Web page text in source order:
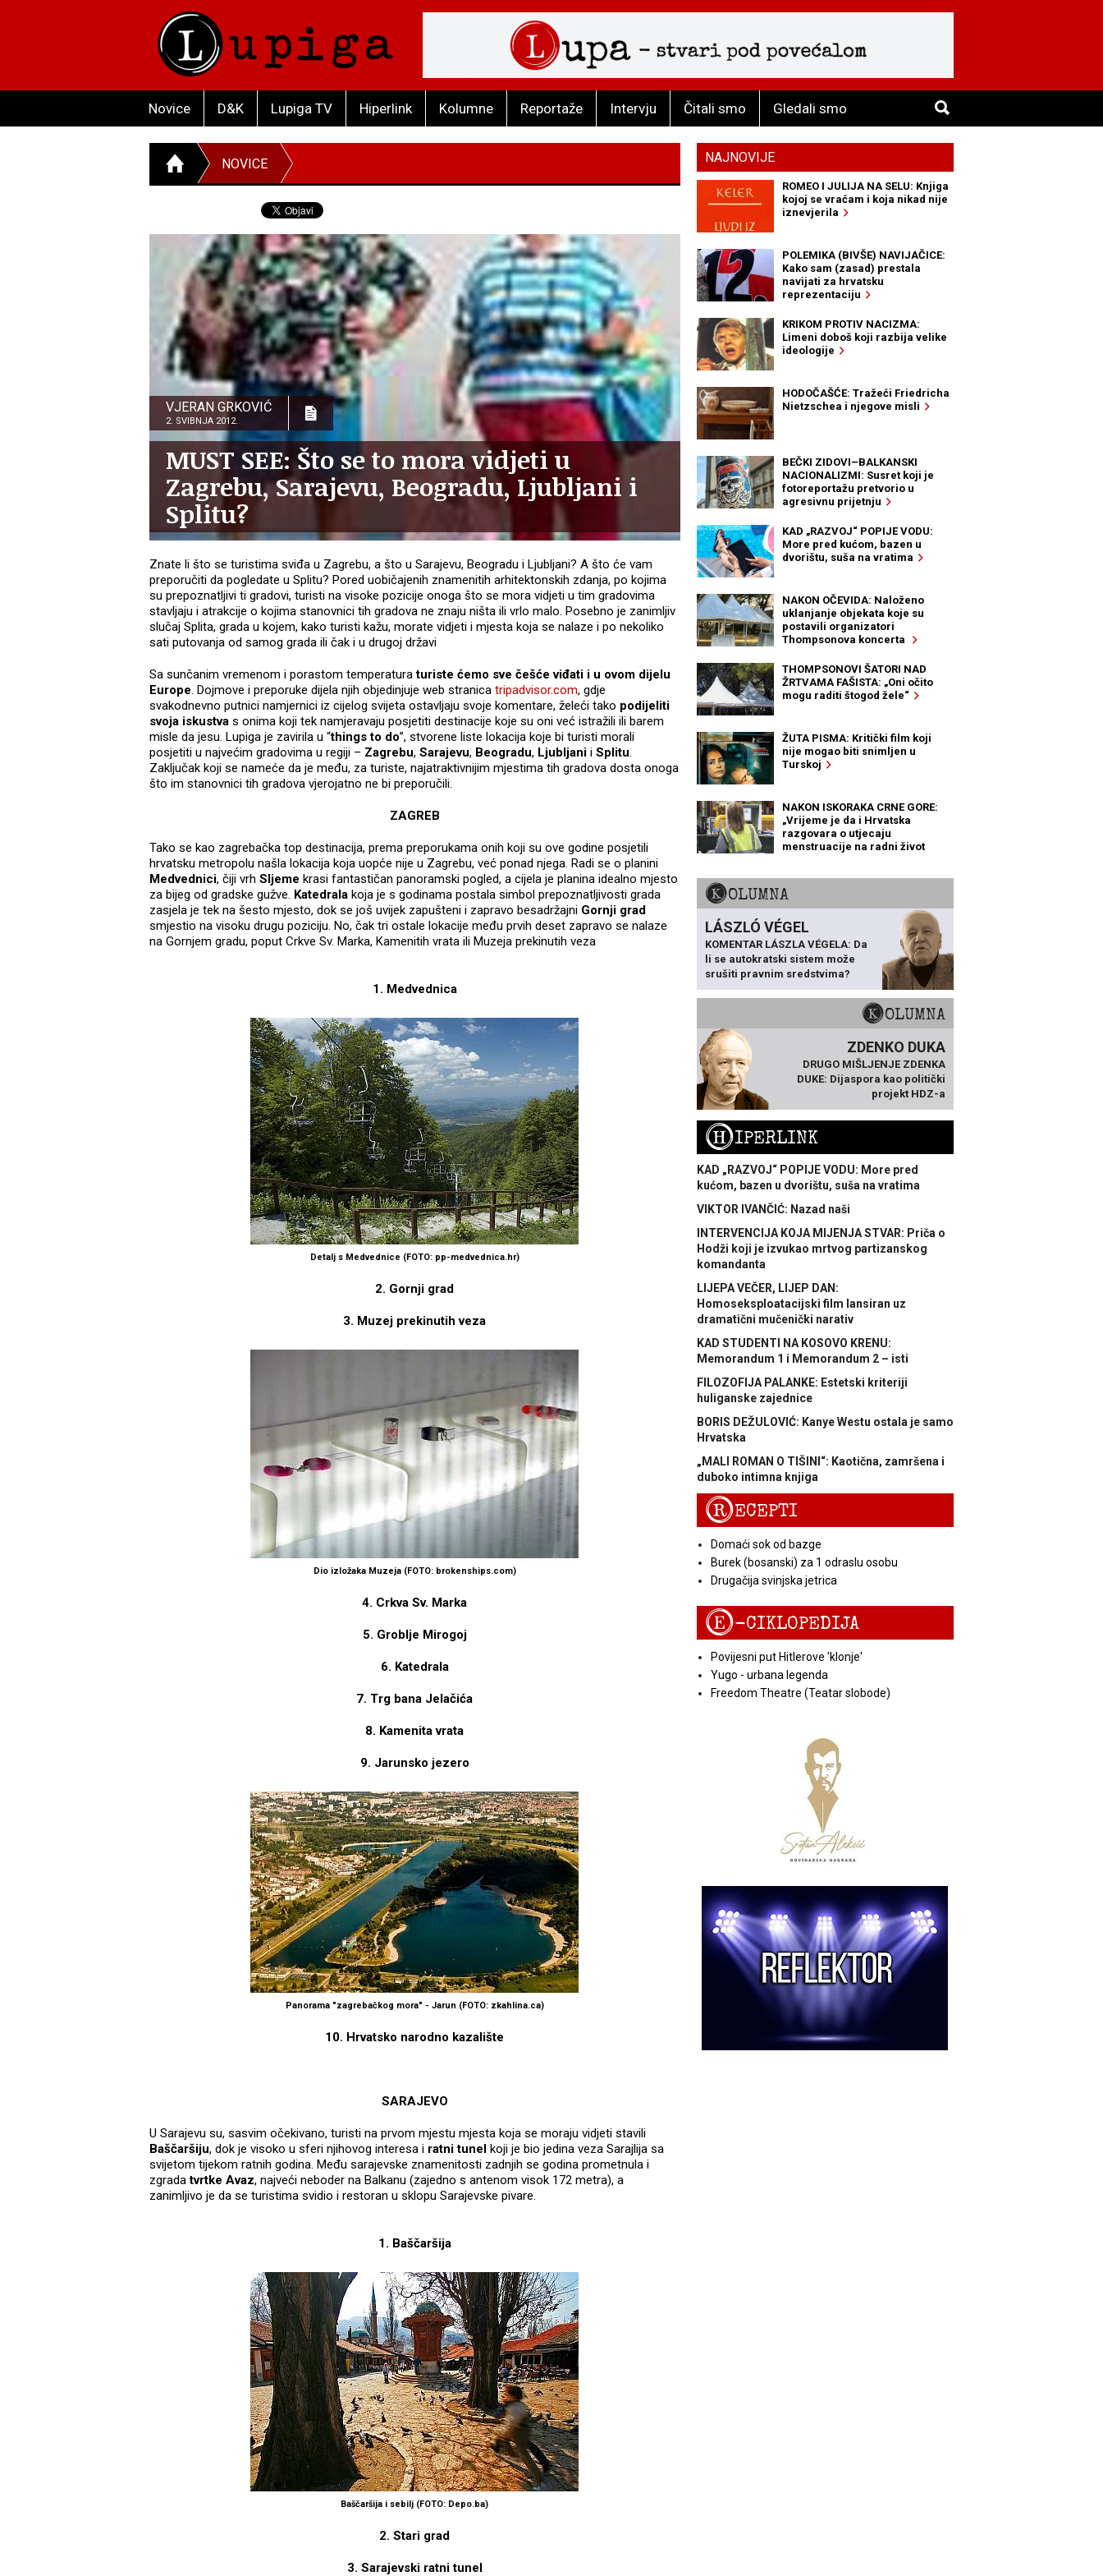
Novice D&K Lupiga TV Hiperlink Kolumne Reportaže Intervju Čitali smo Gledali smo
NOVICE
VJERAN GRKOVIĆ
2. SVIBNJA 2012.
MUST SEE: Što se to mora vidjeti u
Zagrebu, Sarajevu, Beogradu, Ljubljani i
Splitu?
Znate li što se turistima sviđa u Zagrebu, a što u Sarajevu, Beogradu i Ljubljani? A što će vam
preporučiti da pogledate u Splitu? Pored uobičajenih znamenitih arhitektonskih zdanja, po kojima
su prepoznatljivi ti gradovi, turisti na visoke pozicije onoga što se mora vidjeti u tim gradovima
stavljaju i atrakcije o kojima stanovnici tih gradova ne znaju ništa ili vrlo malo. Posebno je zanimljiv
slučaj Splita, grada u kojem, kako turisti kažu, morate vidjeti i mjesta koja se nalaze i po nekoliko
sati putovanja od samog grada ili čak i u drugoj državi
Sa sunčanim vremenom i porastom temperaturaturiste ćemo sve češće viđati i u ovom dijelu
Europe. Dojmove i preporuke dijela njih objedinjuje web stranica tripadvisor.com, gdje
svakodnevno putnici namjernici iz cijelog svijeta ostavljaju svoje komentare, želeći tako podijeliti
svoja iskustva s onima koji tek namjeravaju posjetiti destinacije koje su oni već istražili ili barem
misle da jesu. Lupiga je zavirila u “things to do”, stvorene liste lokacija koje bi turisti morali
posjetiti u najvećim gradovima u regiji – Zagrebu, Sarajevu, Beogradu, Ljubljani i Splitu.
Zaključak koji se nameće da je među, za turiste, najatraktivnijim mjestima tih gradova dosta onoga
što im stanovnici tih gradova vjerojatno ne bi preporučili.
ZAGREB
Tako se kao zagrebačka top destinacija, prema preporukama onih koji su ove godine posjetili
hrvatsku metropolu našla lokacija koja uopće nije u Zagrebu, već ponad njega. Radi se o planini
Medvednici, čiji vrh Sljeme krasi fantastičan panoramski pogled, a cijela je planina idealno mjesto
za bijeg od gradske gužve. Katedrala koja je s godinama postala simbol prepoznatljivosti grada
zasjela je tek na šesto mjesto, dok se još uvijek zapušteni i zapravo besadržajni Gornji grad
smjestio na visoku drugu poziciju. No, čak tri ostale lokacije među prvih deset zapravo se nalaze
na Gornjem gradu, poput Crkve Sv. Marka, Kamenitih vrata ili Muzeja prekinutih veza
1. Medvednica
Detalj s Medvednice (FOTO: pp-medvednica.hr)
2. Gornji grad
3. Muzej prekinutih veza
Dio izložaka Muzeja (FOTO: brokenships.com)
4. Crkva Sv. Marka
5. Groblje Mirogoj
6. Katedrala
7. Trg bana Jelačića
8. Kamenita vrata
9. Jarunsko jezero
Panorama "zagrebačkog mora" - Jarun (FOTO: zkahlina.ca)
10. Hrvatsko narodno kazalište
SARAJEVO
U Sarajevu su, sasvim očekivano, turisti na prvom mjestu mjesta koja se moraju vidjeti stavili
Baščaršiju, dok je visoko u sferi njihovog interesa i ratni tunel koji je bio jedina veza Sarajlija sa
svijetom tijekom ratnih godina. Među sarajevske znamenitosti zadnjih se godina prometnula i
zgradatvrtke Avaz, najveći neboder na Balkanu (zajedno s antenom visok 172 metra), a
zanimljivo je da se turistima svidio i restoran u sklopu Sarajevske pivare.
1. Baščaršija
Baščaršija i sebilj (FOTO: Depo.ba)
2. Stari grad
3. Sarajevski ratni tunel
NAJNOVIJE
ROMEO I JULIJA NA SELU: Knjiga
kojoj se vraćam i koja nikad nije
iznevjerila
POLEMIKA (BIVŠE) NAVIJAČICE:
Kako sam (zasad) prestala
navijati za hrvatsku
reprezentaciju
KRIKOM PROTIV NACIZMA:
Limeni doboš koji razbija velike
ideologije
HODOČAŠĆE: Tražeći Friedricha
Nietzschea i njegove misli
BEČKI ZIDOVI–BALKANSKI
NACIONALIZMI: Susret koji je
fotoreportažu pretvorio u
agresivnu prijetnju
KAD „RAZVOJ“ POPIJE VODU:
More pred kućom, bazen u
dvorištu, suša na vratima
NAKON OČEVIDA: Naloženo
uklanjanje objekata koje su
postavili organizatori
Thompsonova koncerta
THOMPSONOVI ŠATORI NAD
ŽRTVAMA FAŠISTA: „Oni očito
mogu raditi štogod žele“
ŽUTA PISMA: Kritički film koji
nije mogao biti snimljen u
Turskoj
NAKON ISKORAKA CRNE GORE:
„Vrijeme je da i Hrvatska
razgovara o utjecaju
menstruacije na radni život
KOLUMNA
LÁSZLÓ VÉGEL
KOMENTAR LÁSZLA VÉGELA: Da
li se autokratski sistem može
srušiti pravnim sredstvima?
KOLUMNA
ZDENKO DUKA
DRUGO MIŠLJENJE ZDENKA
DUKE: Dijaspora kao politički
projekt HDZ-a
HIPERLINK
KAD „RAZVOJ“ POPIJE VODU: More pred
kućom, bazen u dvorištu, suša na vratima
VIKTOR IVANČIĆ: Nazad naši
INTERVENCIJA KOJA MIJENJA STVAR: Priča o
Hodži koji je izvukao mrtvog partizanskog
komandanta
LIJEPA VEČER, LIJEP DAN:
Homoseksploatacijski film lansiran uz
dramatični mučenički narativ
KAD STUDENTI NA KOSOVO KRENU:
Memorandum 1 i Memorandum 2 – isti
FILOZOFIJA PALANKE: Estetski kriteriji
huliganske zajednice
BORIS DEŽULOVIĆ: Kanye Westu ostala je samo
Hrvatska
„MALI ROMAN O TIŠINI“: Kaotična, zamršena i
duboko intimna knjiga
RECEPTI
Domaći sok od bazge
Burek (bosanski) za 1 odraslu osobu
Drugačija svinjska jetrica
E-CIKLOPEDIJA
Povijesni put Hitlerove 'klonje'
Yugo - urbana legenda
Freedom Theatre (Teatar slobode)